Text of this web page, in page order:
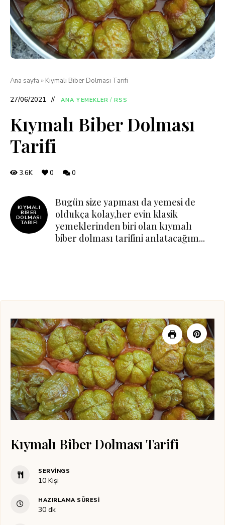
Ana sayfa » Kıymalı Biber Dolması Tarifi
27/06/2021 ANA YEMEKLER / RSS
Kıymalı Biber Dolması
Tarifi
3.6K 0 0
KIYMALI
BIBER
DOLMASI
TARIFI
Bugün size yapması da yemesi de
oldukça kolay,her evin klasik
yemeklerinden biri olan kıymalı
biber dolması tarifini anlatacağım...
Kıymalı Biber Dolması Tarifi
SERVINGS
10 Kişi
HAZIRLAMA SÜRESI
30dakika
dk